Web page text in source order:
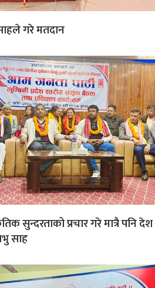
साहले गरे मतदान
सुन्दरताको प्रचार गरे मात्रै पनि देश
साह